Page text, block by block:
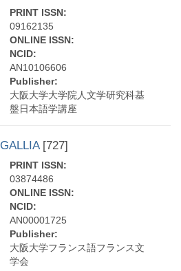
PRINT ISSN:
09162135
ONLINE ISSN:
NCID:
AN10106606
Publisher:
大阪大学大学院人文学研究科基
盤日本語学講座
GALLIA [727]
PRINT ISSN:
03874486
ONLINE ISSN:
NCID:
AN00001725
Publisher:
大阪大学フランス語フランス文
学会